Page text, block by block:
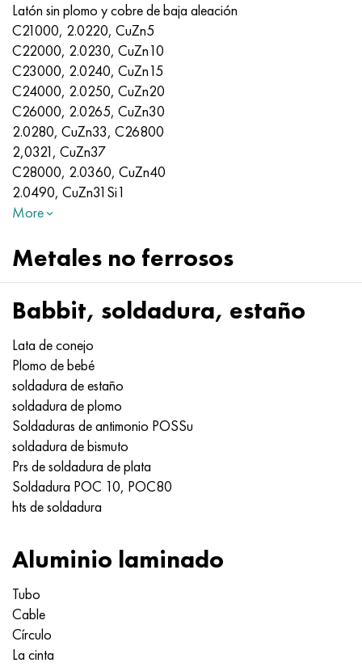
Latón sin plomo y cobre de baja aleación
C21000, 2.0220, CuZn5
C22000, 2.0230, CuZn10
C23000, 2.0240, CuZn15
C24000, 2.0250, CuZn20
C26000, 2.0265, CuZn30
2.0280, CuZn33, C26800
2,0321, CuZn37
C28000, 2.0360, CuZn40
2.0490, CuZn31Si1
More
Metales no ferrosos
Babbit, soldadura, estaño
Lata de conejo
Plomo de bebé
soldadura de estaño
soldadura de plomo
Soldaduras de antimonio POSSu
soldadura de bismuto
Prs de soldadura de plata
Soldadura POC 10, POC80
hts de soldadura
Aluminio laminado
Tubo
Cable
Círculo
La cinta